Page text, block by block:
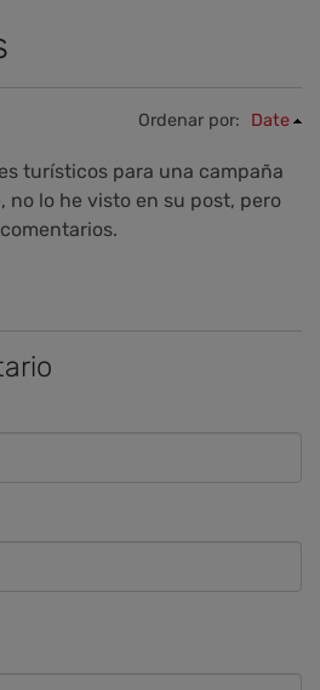
Ordenar por: Date
turísticos para una campaña
no lo he visto en su post, pero